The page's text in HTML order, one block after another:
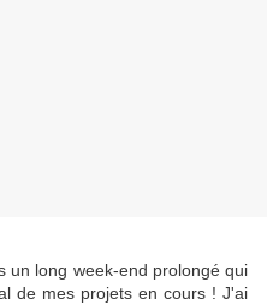
un long week-end prolongé qui
de mes projets en cours ! J'ai